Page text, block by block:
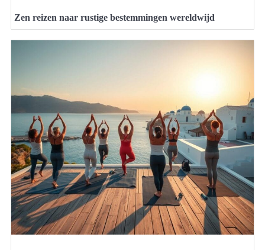
Zen reizen naar rustige bestemmingen wereldwijd